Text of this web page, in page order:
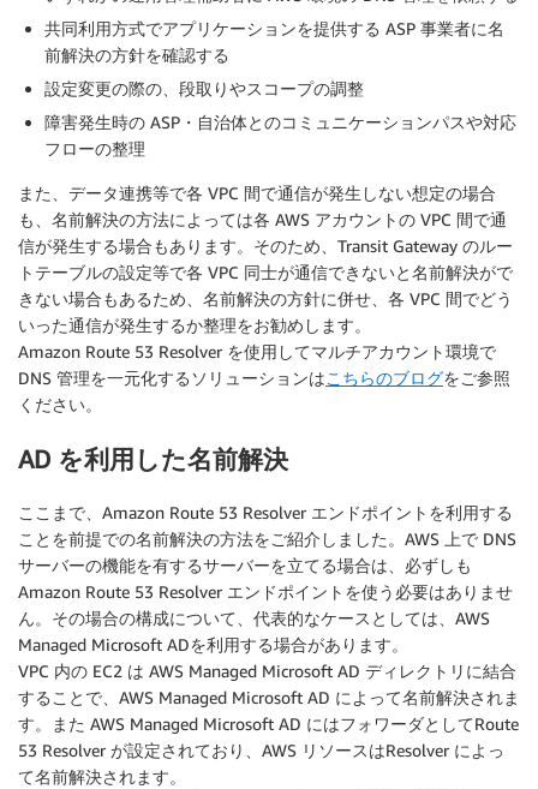
共同利用方式でアプリケーションを提供する ASP 事業者に名
前解決の方針を確認する
設定変更の際の、段取りやスコープの調整
障害発生時の ASP・自治体とのコミュニケーションパスや対応
フローの整理
また、データ連携等で各 VPC 間で通信が発生しない想定の場合
も、名前解決の方法によっては各 AWS アカウントの VPC 間で通
信が発生する場合もあります。そのため、Transit Gateway のルー
トテーブルの設定等で各 VPC 同士が通信できないと名前解決がで
きない場合もあるため、名前解決の方針に併せ、各 VPC 間でどう
いった通信が発生するか整理をお勧めします。
Amazon Route 53 Resolver を使用してマルチアカウント環境で
DNS 管理を一元化するソリューションはこちらのブログをご参照
ください。
AD を利用した名前解決
ここまで、Amazon Route 53 Resolver エンドポイントを利用する
ことを前提での名前解決の方法をご紹介しました。AWS 上で DNS
サーバーの機能を有するサーバーを立てる場合は、必ずしも
Amazon Route 53 Resolver エンドポイントを使う必要はありませ
ん。その場合の構成について、代表的なケースとしては、AWS
Managed Microsoft ADを利用する場合があります。
VPC 内の EC2 は AWS Managed Microsoft AD ディレクトリに結合
することで、AWS Managed Microsoft AD によって名前解決されま
す。また AWS Managed Microsoft AD にはフォワーダとしてRoute
53 Resolver が設定されており、AWS リソースはResolver によっ
て名前解決されます。